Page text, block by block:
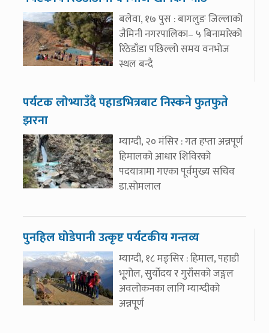
बलेवा, १७ पुस : बागलुङ जिल्लाको
जैमिनी नगरपालिका– ५ बिनामारेको
रिठेडाँडा पछिल्लो समय वनभोज
स्थल बन्दै
पर्यटक लोभ्याउँदै पहाडभित्रबाट निस्कने फुतफुते
झरना
म्याग्दी, २० मंसिर : गत हप्ता अन्नपूर्ण
हिमालको आधार शिविरको
पदयात्रामा गएका पूर्वमुख्य सचिव
डा.सोमलाल
पुनहिल घोडेपानी उत्कृष्ट पर्यटकीय गन्तव्य
म्याग्दी, १८ मङ्सिर : हिमाल, पहाडी
भूूगोल, सुुर्योदय र गुराँसको जङ्गल
अवलोकनका लागि म्याग्दीको
अन्नपूूर्ण